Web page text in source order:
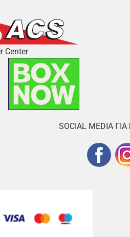
SOCIAL MEDIA ΓΙΑ